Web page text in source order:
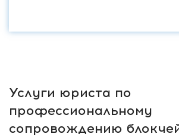
Услуги юриста по
профессиональному
сопровождению